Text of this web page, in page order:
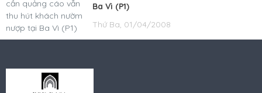
Ba Vì (P1)
Thứ Ba, 01/04/2008